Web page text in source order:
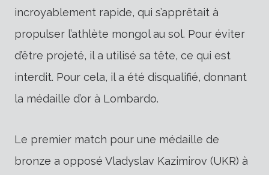
incroyablement rapide, qui s’apprêtait à
propulser l’athlète mongol au sol. Pour éviter
d’être projeté, il a utilisé sa tête, ce qui est
interdit. Pour cela, il a été disqualifié, donnant
la médaille d’or à Lombardo.
Le premier match pour une médaille de
bronze a opposé Vladyslav Kazimirov (UKR) à